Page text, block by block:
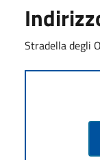
Stradella degli